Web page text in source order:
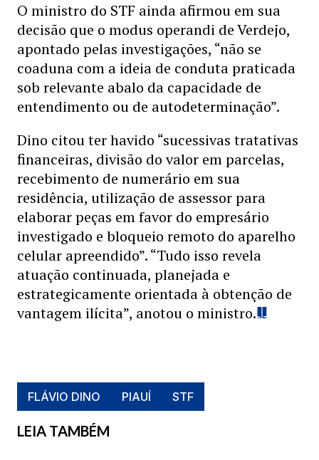
O ministro do STF ainda afirmou em sua
decisão que o modus operandi de Verdejo,
apontado pelas investigações, “não se
coaduna com a ideia de conduta praticada
sob relevante abalo da capacidade de
entendimento ou de autodeterminação”.
Dino citou ter havido “sucessivas tratativas
financeiras, divisão do valor em parcelas,
recebimento de numerário em sua
residência, utilização de assessor para
elaborar peças em favor do empresário
investigado e bloqueio remoto do aparelho
celular apreendido”. “Tudo isso revela
atuação continuada, planejada e
estrategicamente orientada à obtenção de
vantagem ilícita”, anotou o ministro.
FLÁVIO DINO PIAUÍ STF
LEIA TAMBÉM